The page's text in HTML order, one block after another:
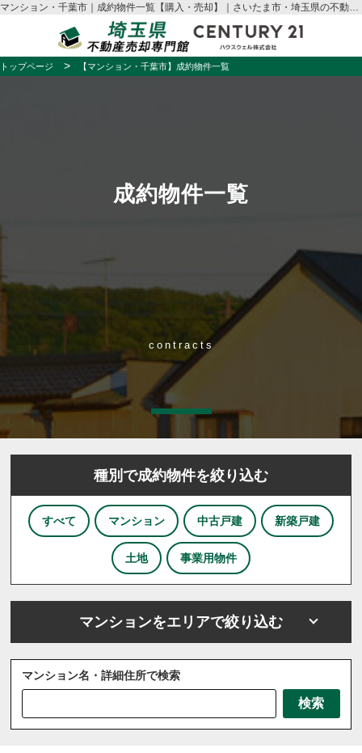
マンション・千葉市｜成約物件一覧【購入・売却】｜さいたま市・埼玉県の不動産売却はハウスウェル
トップページ 【マンション・千葉市】成約物件一覧
成約物件一覧
contracts
種別で成約物件を絞り込む
すべて マンション 中古戸建 新築戸建
土地 事業用物件
マンションをエリアで絞り込む
三郷市
八潮市
北本市 吉川市 和光市
宮代町
マンション名・詳細住所で検索
検索